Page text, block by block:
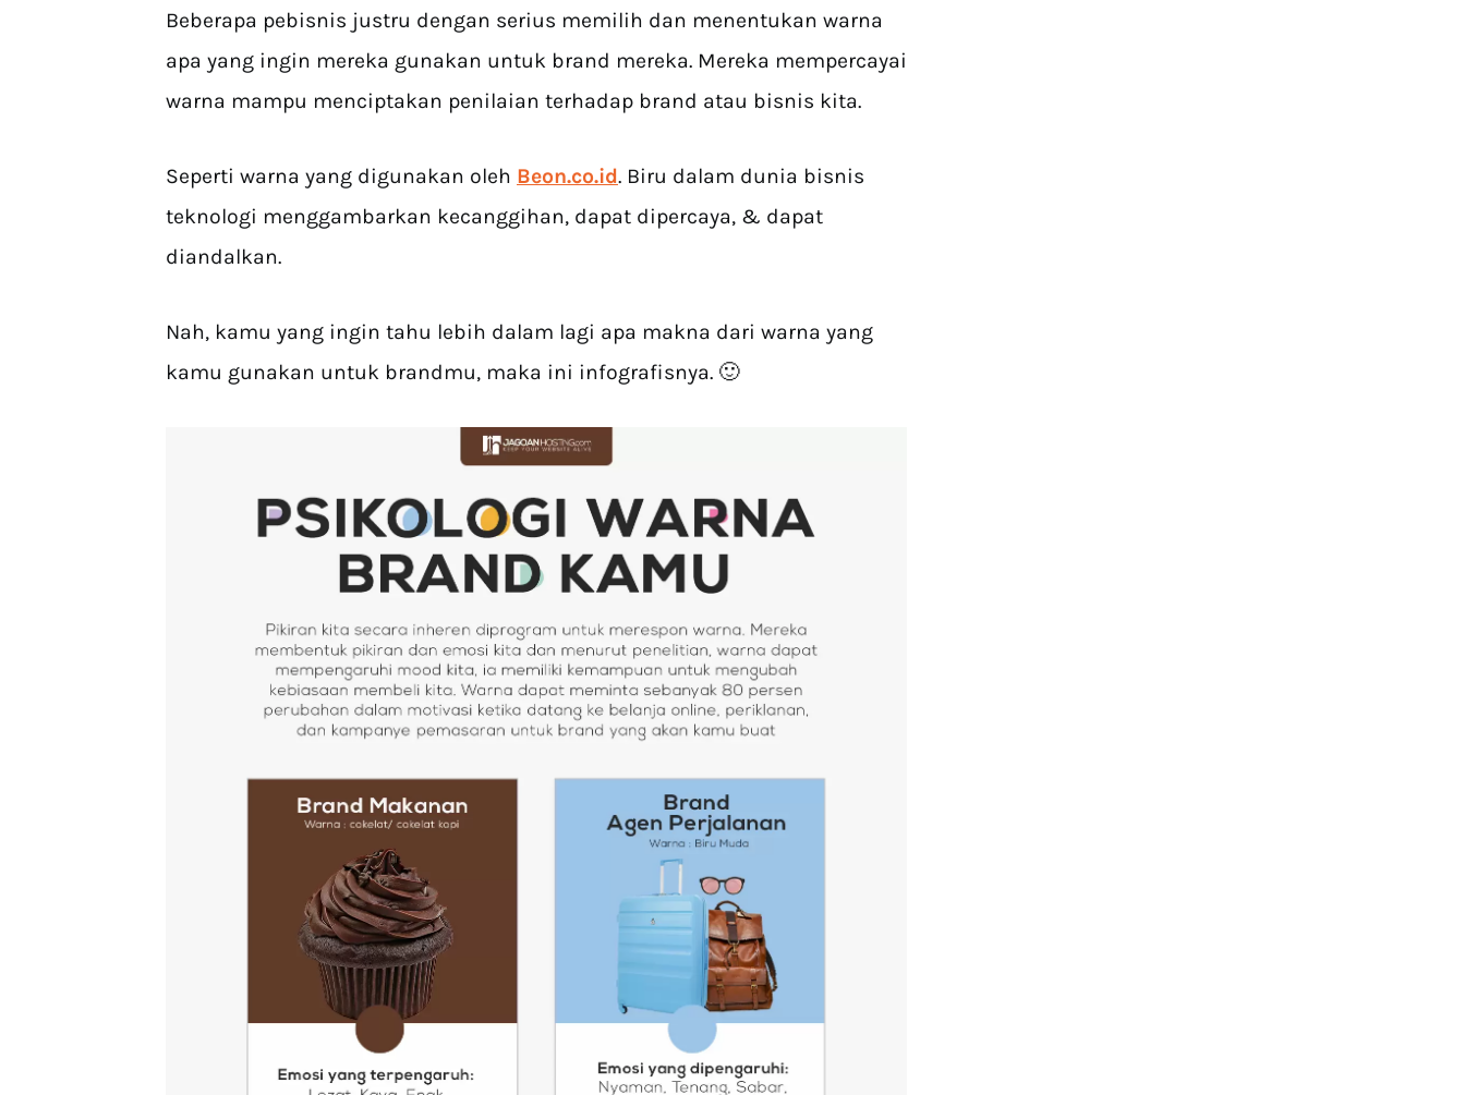
Beberapa pebisnis justru dengan serius memilih dan menentukan warna
apa yang ingin mereka gunakan untuk brand mereka. Mereka mempercayai
warna mampu menciptakan penilaian terhadap brand atau bisnis kita.
Seperti warna yang digunakan oleh Beon.co.id. Biru dalam dunia bisnis
teknologi menggambarkan kecanggihan, dapat dipercaya, & dapat
diandalkan.
Nah, kamu yang ingin tahu lebih dalam lagi apa makna dari warna yang
kamu gunakan untuk brandmu, maka ini infografisnya. 🙂